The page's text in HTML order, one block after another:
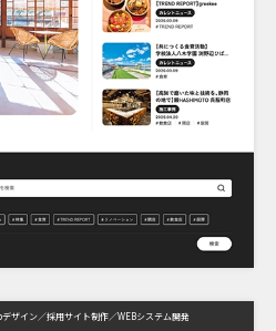
デザイン 採用サイト制作 WEBシステム開発